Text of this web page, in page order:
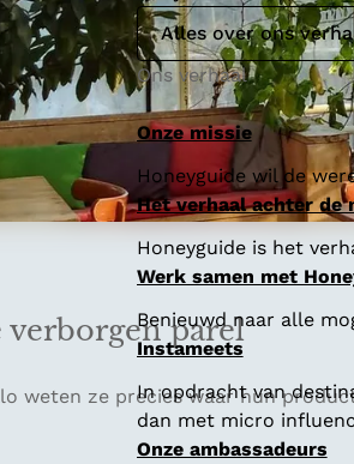
Alles over ons
Ons verhaal
Onze missie
Honeyguide wil de
Het verhaal achter de
Honeyguide is het
Werk samen met
Benieuwd naar alle
Instameets
In opdracht van
dan met micro
Onze ambassadeurs
verborgen parel
weten ze precies waar hun